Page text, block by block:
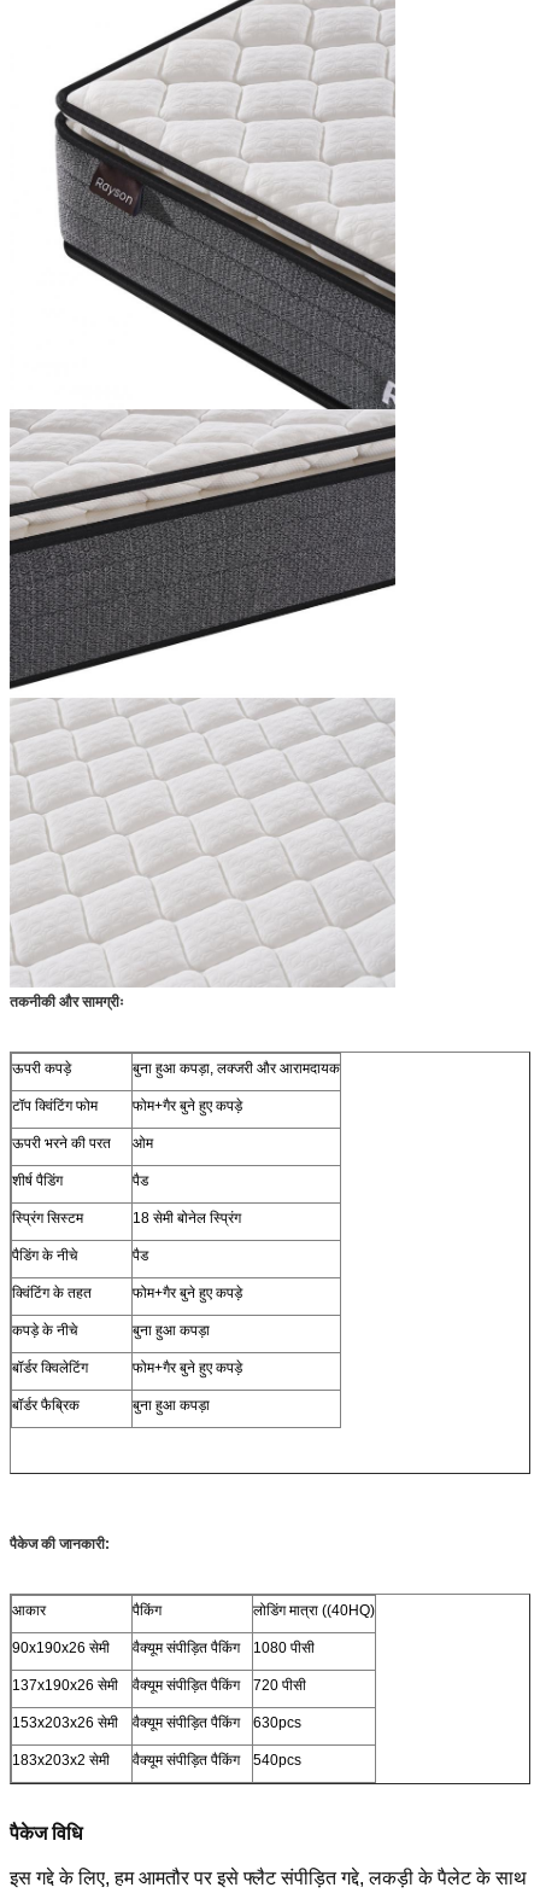
तकनीकी और सामग्रीः
ऊपरी कपड़े बुना हुआ कपड़ा, लक्जरी और आरामदायक
टॉप क्विंटिंग फोम फोम+गैर बुने हुए कपड़े
ऊपरी भरने की परत ओम
शीर्ष पैडिंग पैड
स्प्रिंग सिस्टम 18 सेमी बोनेल स्प्रिंग
पैडिंग के नीचे पैड
क्विंटिंग के तहत फोम+गैर बुने हुए कपड़े
कपड़े के नीचे बुना हुआ कपड़ा
बॉर्डर क्विलेटिंग फोम+गैर बुने हुए कपड़े
बॉर्डर फैब्रिक बुना हुआ कपड़ा
पैकेज की जानकारी:
आकार पैकिंग लोडिंग मात्रा ((40HQ)
90x190x26 सेमी वैक्यूम संपीड़ित पैकिंग 1080 पीसी
137x190x26 सेमी वैक्यूम संपीड़ित पैकिंग 720 पीसी
153x203x26 सेमी वैक्यूम संपीड़ित पैकिंग 630pcs
183x203x2 सेमी वैक्यूम संपीड़ित पैकिंग 540pcs
पैकेज विधि
इस गद्दे के लिए, हम आमतौर पर इसे फ्लैट संपीड़ित गद्दे, लकड़ी के पैलेट के साथ